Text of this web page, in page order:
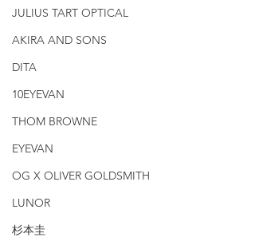
JULIUS TART OPTICAL
AKIRA AND SONS
DITA
10EYEVAN
THOM BROWNE
EYEVAN
OG X OLIVER GOLDSMITH
LUNOR
杉本圭